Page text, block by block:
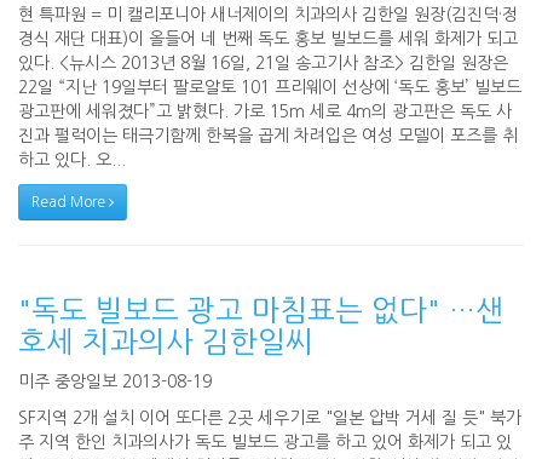
현 특파원 = 미 캘리포니아 새너제이의 치과의사 김한일 원장(김진덕·정
경식 재단 대표)이 올들어 네 번째 독도 홍보 빌보드를 세워 화제가 되고
있다. <뉴시스 2013년 8월 16일, 21일 송고기사 참조> 김한일 원장은
22일 “지난 19일부터 팔로알토 101 프리웨이 선상에 ‘독도 홍보’ 빌보드
광고판에 세워졌다”고 밝혔다. 가로 15m 세로 4m의 광고판은 독도 사
진과 펄럭이는 태극기함께 한복을 곱게 차려입은 여성 모델이 포즈를 취
하고 있다. 오...
Read More
"독도 빌보드 광고 마침표는 없다" …샌
호세 치과의사 김한일씨
미주 중앙일보 2013-08-19
SF지역 2개 설치 이어 또다른 2곳 세우기로 "일본 압박 거세 질 듯" 북가
주 지역 한인 치과의사가 독도 빌보드 광고를 하고 있어 화제가 되고 있